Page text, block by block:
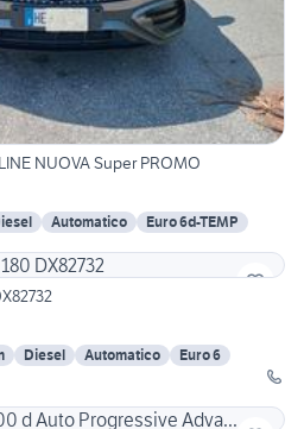
GLA 200 Autom Diesel AMG LINE NUOVA Super PROMO
Automatico
Euro 6d-TEMP
Diesel Automatico
Euro 6